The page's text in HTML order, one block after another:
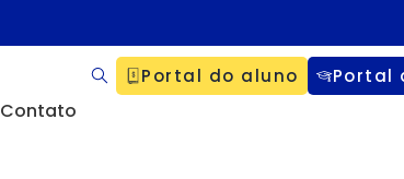
Contato
Portal do aluno Portal